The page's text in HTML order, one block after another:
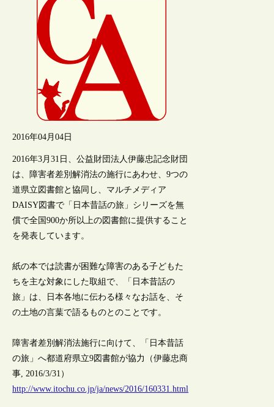
2016年04月04日
2016年3月31日、公益財団法人伊藤忠記念財団
は、障害者差別解消法の施行にあわせ、9つの
道県立図書館と協同し、マルチメディア
DAISY図書で「日本昔話の旅」シリーズを無
償で全国900か所以上の図書館に提供すること
を発表しています。
紙の本では読書が困難な障害のある子どもた
ちを主な対象にした取組で、「日本昔話の
旅」は、日本各地に伝わる様々なお話を、そ
の土地の言葉で語るものとのことです。
障害者差別解消法施行に向けて、「日本昔話
の旅」へ都道府県立9図書館が協力（伊藤忠商
事, 2016/3/31）
http://www.itochu.co.jp/ja/news/2016/160331.html